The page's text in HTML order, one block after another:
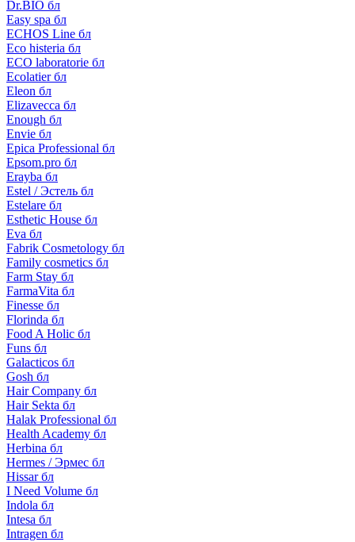
Dr.BIO бл
Easy spa бл
ECHOS Line бл
Eco histeria бл
ECO laboratorie бл
Ecolatier бл
Eleon бл
Elizavecca бл
Enough бл
Envie бл
Epica Professional бл
Epsom.pro бл
Erayba бл
Estel / Эстель бл
Estelare бл
Esthetic House бл
Eva бл
Fabrik Cosmetology бл
Family cosmetics бл
Farm Stay бл
FarmaVita бл
Finesse бл
Florinda бл
Food A Holic бл
Funs бл
Galacticos бл
Gosh бл
Hair Company бл
Hair Sekta бл
Halak Professional бл
Health Academy бл
Herbina бл
Hermes / Эрмес бл
Hissar бл
I Need Volume бл
Indola бл
Intesa бл
Intragen бл